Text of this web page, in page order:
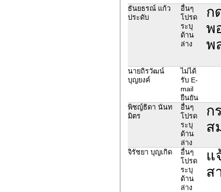
ธันยธรณ์ แก้ว
ประดับ
อื่นๆ
โปรด
ระบุ
ด้าน
ล่าง
ก
พ
พ
นายถิรวัฒน์
บุญยงค์
ไม่ได้
รับ E-
mail
ยืนยัน
พิชญ์ธิดา นันท
มิตร
อื่นๆ
โปรด
ระบุ
ด้าน
ล่าง
ก
ส
จิรัชยา บุญเกิด
อื่นๆ
โปรด
ระบุ
ด้าน
ล่าง
แ
ส